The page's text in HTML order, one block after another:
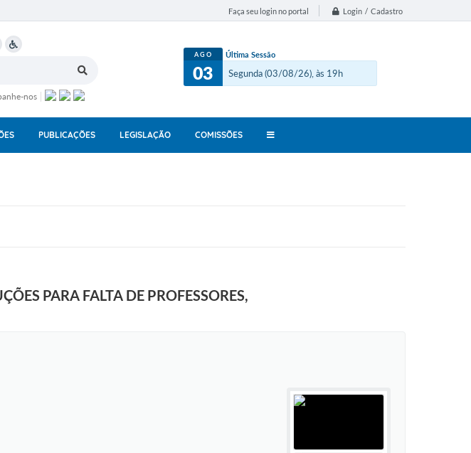
Faça seu login no portal Login / Cadastro
nos
AGO
03
Última Sessão
Segunda (03/08/26), às 19h
PUBLICAÇÕES LEGISLAÇÃO COMISSÕES
PARA FALTA DE PROFESSORES,